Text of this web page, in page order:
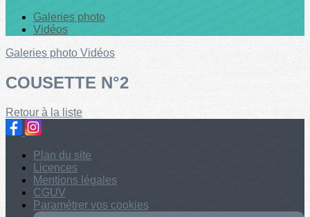
Galeries photo
Vidéos
Galeries photo Vidéos
COUSETTE N°2
Retour à la liste
Plan du site
Licences
Mentions légales
CGUV
Paramétrer vos cookies